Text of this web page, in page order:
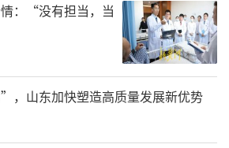
间搭载海尔全系智慧家庭系
端厨电，通过智能语音、智
、智慧厨房、五恒空气系统
让科技与生活深度共融，带
受。
：“没有担当，当
，山东加快塑造高质量发展新优势